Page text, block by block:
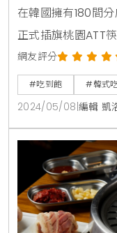
在韓國擁有180間
正式插旗桃園ATT
地韓式炒雞及炒豬
火鍋等多種用餐方
續點，自助吧還有
奶油飯等韓食，每
餚。開幕期間連3
別加碼「媽媽用
網友評分
#吃到飽 #韓式
2024/05/08 編輯 凱